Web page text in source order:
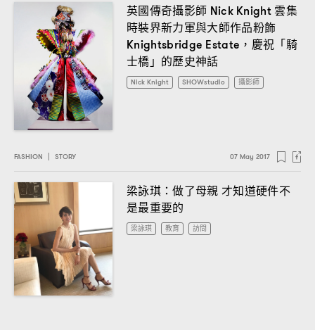
英國傳奇攝影師 Nick Knight雲集
時裝界新力軍與大師作品粉飾
Knightsbridge Estate， 慶祝「騎
士橋」的歷史神話
Nick Knight SHOWstudio 攝影師
FASHION STORY 07 May 2017
梁詠琪：做了母親 才知道硬件不
是最重要的
梁詠琪 教育 訪問